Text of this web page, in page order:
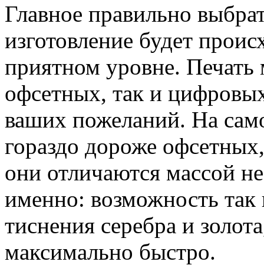
Главное правильно
изготовление будет
приятном уровне. Печать
офсетных, так и
ваших пожеланий. На
гораздо дороже
они отличаются массой
именно: возможность так
тиснения серебра и
максимально быстро.